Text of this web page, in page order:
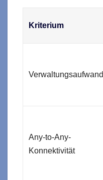
Kriterium
Verwaltungsaufwand
Any-to-Any-
Konnektivität